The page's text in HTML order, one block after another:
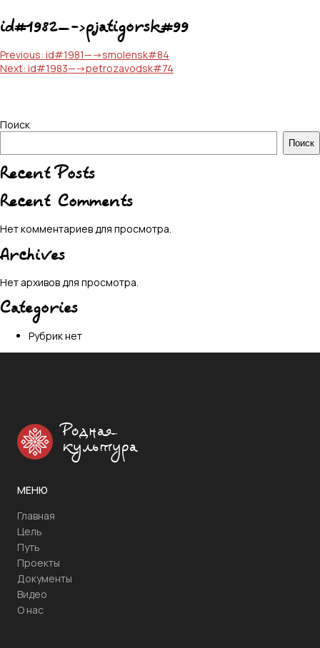
id#1982—->pjatigorsk#99
Навигация
по
Previous: id#1981—->smolensk#84
Next: id#1983—->petrozavodsk#74
Поиск
Поиск
Recent Posts
Recent Comments
Нет комментариев для просмотра.
Archives
Нет архивов для просмотра.
Categories
Рубрик нет
Родная
культура
МЕНЮ
Главная
Цель
Путь
Проекты
Документы
Видео
О нас